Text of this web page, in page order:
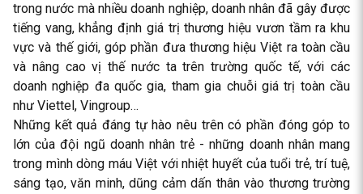
trong nước mà nhiều doanh nghiệp, doanh nhân đã gây được
tiếng vang, khẳng định giá trị thương hiệu vươn tầm ra khu
vực và thế giới, góp phần đưa thương hiệu Việt ra toàn cầu
và nâng cao vị thế nước ta trên trường quốc tế, với các
doanh nghiệp đa quốc gia, tham gia chuỗi giá trị toàn cầu
như Viettel, Vingroup…
Những kết quả đáng tự hào nêu trên có phần đóng góp to
lớn của đội ngũ doanh nhân trẻ - những doanh nhân mang
trong mình dòng máu Việt với nhiệt huyết của tuổi trẻ, trí tuệ,
sáng tạo, văn minh, dũng cảm dấn thân vào thương trường